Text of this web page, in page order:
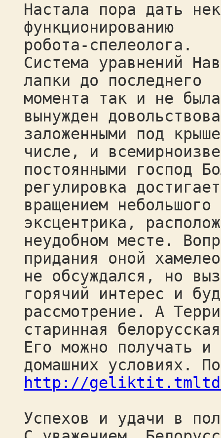
Настала пора дать
функционированию
робота-спелеолога.
Система уравнений
лапки до последнего
момента так и не
вынужден
заложенными под
числе, и
постоянными господ
регулировка
вращением небольшого
эксцентрика,
неудобном месте.
придания оной
не обсуждался, но
горячий интерес и
рассмотрение. А
старинная
Его можно получать и
домашних условиях.
http://
Успехов и удачи в